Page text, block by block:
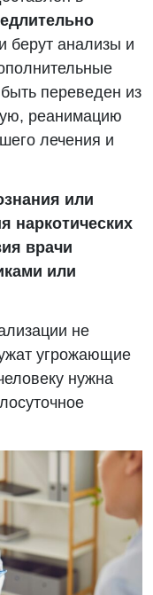
берут анализы и
переведен из
реанимацию
лечения и
или
наркотических
врачи
или
не
угрожающие
нужна